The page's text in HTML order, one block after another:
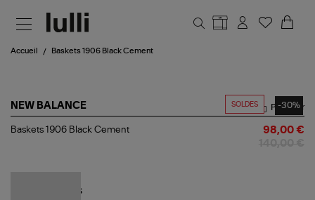
Accueil Baskets 1906 Black Cement
SOLDES -30%
NEW BALANCE
Baskets
Partager
Baskets 1906 Black Cement 98,00 €